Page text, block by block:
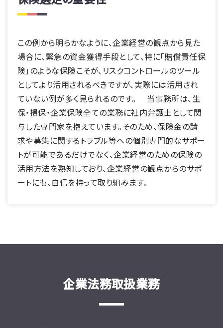
この例から明らかなように、企業経営の観点から見た
場合に、緊急の資金獲得手段として、特に「賠償責任保
険」のような保険こそが、リスクコントロールのツール
としてより活用されるべきですが、実際には活用され
ていない例が多く見られるのです。 当事務所は、生
保・損保・企業保険全ての業務に社内弁護士として関
与した専門家を抱えています。そのため、保険金の請
求や募集に関するトラブル等への個別専門的なサポー
トが可能であるだけでなく、企業経営のための保険の
活用方法を熟知しており、企業経営の観点からのサポ
ートにも、自信を持って取り組みます。
企業法務取扱業務